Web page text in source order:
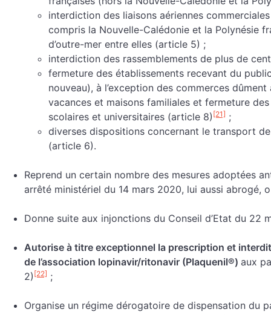
interdiction des liaisons aériennes
compris la Nouvelle-Calédonie et la Polynésie
d’outre-mer entre elles (article 5) ;
interdiction des rassemblements de plus de
fermeture des établissements recevant du
nouveau), à l’exception des commerces
vacances et maisons familiales et fermeture
scolaires et universitaires (article 8) [21] ;
diverses dispositions concernant le transport
(article 6).
Reprend un certain nombre des mesures adoptées
arrêté ministériel du 14 mars 2020, lui aussi abrogé,
Donne suite aux injonctions du Conseil d’Etat du 22
Autorise à titre exceptionnel la prescription et
de l’association lopinavir/ritonavir (Plaquenil®) aux
2) [22] ;
Organise un régime dérogatoire de dispensation du